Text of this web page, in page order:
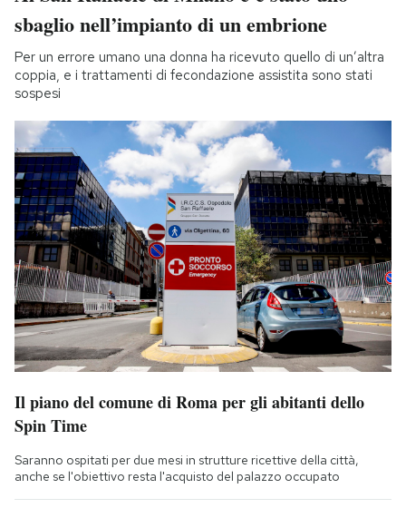
sbaglio nell’impianto di un embrione
Per un errore umano una donna ha ricevuto quello di un’altra
coppia, e i trattamenti di fecondazione assistita sono stati
sospesi
Il piano del comune di Roma per gli abitanti dello
Spin Time
Saranno ospitati per due mesi in strutture ricettive della città,
anche se l'obiettivo resta l'acquisto del palazzo occupato